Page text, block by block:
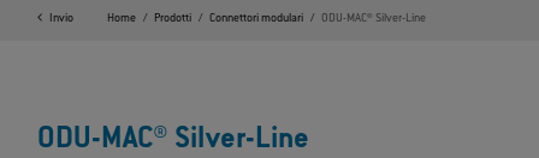
Prodotti a confronto
Download
Invio Home Prodotti Connettori modulari ODU-MAC® Silver-Line
ODU-MAC® Silver-Line